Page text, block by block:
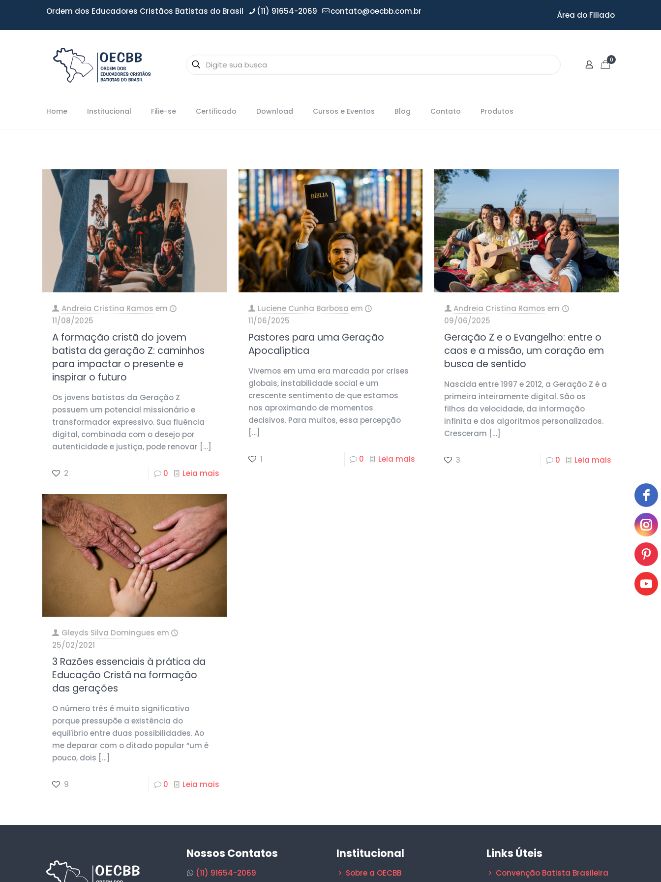
Ordem dos Educadores Cristãos Batistas do Brasil (11) 91654-2069 contato@oecbb.com.br Área do Filiado
0
Home Institucional Filie-se Certificado Download Cursos e Eventos Blog Contato Produtos
Andreia Cristina Ramos em
11/08/2025
A formação cristã do jovem
batista da geração Z: caminhos
para impactar o presente e
inspirar o futuro
Os jovens batistas da Geração Z
possuem um potencial missionário e
transformador expressivo. Sua fluência
digital, combinada com o desejo por
autenticidade e justiça, pode renovar […]
2 0 Leia mais
Luciene Cunha Barbosa em
11/06/2025
Pastores para uma Geração
Apocalíptica
Vivemos em uma era marcada por crises
globais, instabilidade social e um
crescente sentimento de que estamos
nos aproximando de momentos
decisivos. Para muitos, essa percepção
[…]
1 0 Leia mais
Andreia Cristina Ramos em
09/06/2025
Geração Z e o Evangelho: entre o
caos e a missão, um coração em
busca de sentido
Nascida entre 1997 e 2012, a Geração Z é a
primeira inteiramente digital. São os
filhos da velocidade, da informação
infinita e dos algoritmos personalizados.
Cresceram […]
3 0 Leia mais
Gleyds Silva Domingues em
25/02/2021
3 Razões essenciais à prática da
Educação Cristã na formação
das gerações
O número três é muito significativo
porque pressupõe a existência do
equilíbrio entre duas possibilidades. Ao
me deparar com o ditado popular “um é
pouco, dois […]
9 0 Leia mais
Nossos Contatos
(11) 91654-2069
Institucional
Sobre a OECBB
Links Úteis
Convenção Batista Brasileira